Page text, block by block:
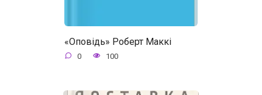
«Оповідь» Роберт Маккі
0 100